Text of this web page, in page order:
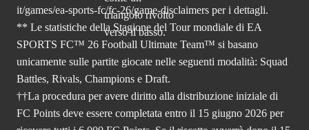
it/games/ea-sports-fc/fc-26/game-disclaimers per i dettagli.
** Le statistiche della Stagione del Tour mondiale di EA
SPORTS FC™ 26 Football Ultimate Team™ si basano
unicamente sulle partite giocate nelle seguenti modalità: Squad
Battles, Rivals, Champions e Draft.
††La procedura per avere diritto alla distribuzione iniziale di
FC Points deve essere completata entro il 15 giugno 2026 per